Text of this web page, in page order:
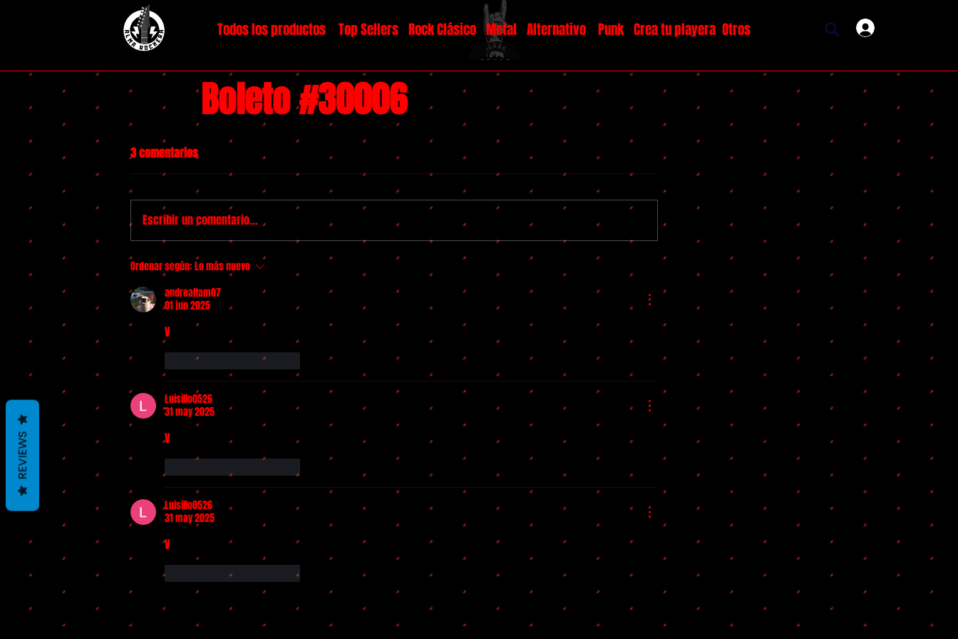
Top Sellers Rock Clásico Metal Alternativo Punk Crea tu playera Otros
Todos los productos
Boleto #30006
3 comentarios
Escribir un comentario...
Ordenar según:Lo más nuevo
andrealtam07
01 jun 2025
V
Me gusta Reaccionar
Luisillo0526
31 may 2025
V
Luisillo0526
31 may 2025
V
Reaccionar
REVIEWS